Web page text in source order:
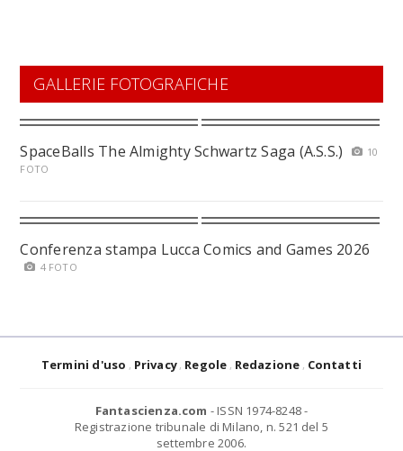
GALLERIE FOTOGRAFICHE
SpaceBalls The Almighty Schwartz Saga (A.S.S.)
10
FOTO
Conferenza stampa Lucca Comics and Games 2026
4 FOTO
Termini d'uso Privacy Regole Redazione Contatti
Fantascienza.com - ISSN 1974-8248 -
Registrazione tribunale di Milano, n. 521 del 5
settembre 2006.